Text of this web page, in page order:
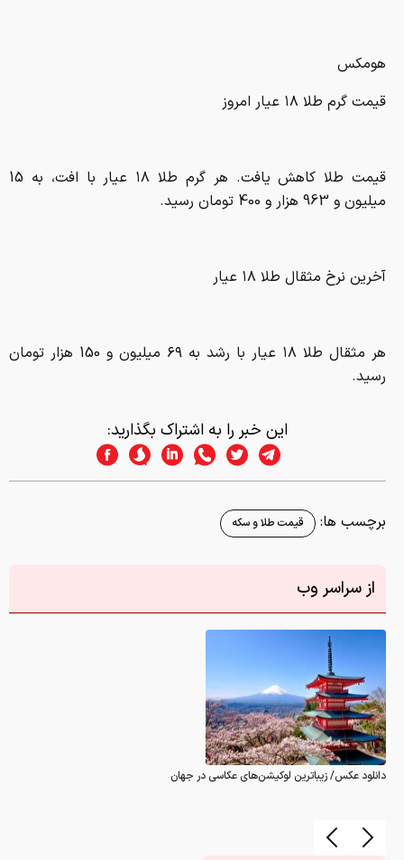
هومکس
قیمت گرم طلا ۱۸ عیار امروز
قیمت طلا کاهش یافت. هر گرم طلا ۱۸ عیار با افت، به 15
میلیون و 963 هزار و 400 تومان رسید.
آخرین نرخ مثقال طلا ۱۸ عیار
هر مثقال طلا ۱۸ عیار با رشد به ۶۹ میلیون و 150 هزار تومان
رسید‌.
این خبر را به اشتراک بگذارید:
برچسب ها: قیمت طلا و سکه
از سراسر وب
دانلود عکس/ زیباترین لوکیشن‌های عکاسی در جهان